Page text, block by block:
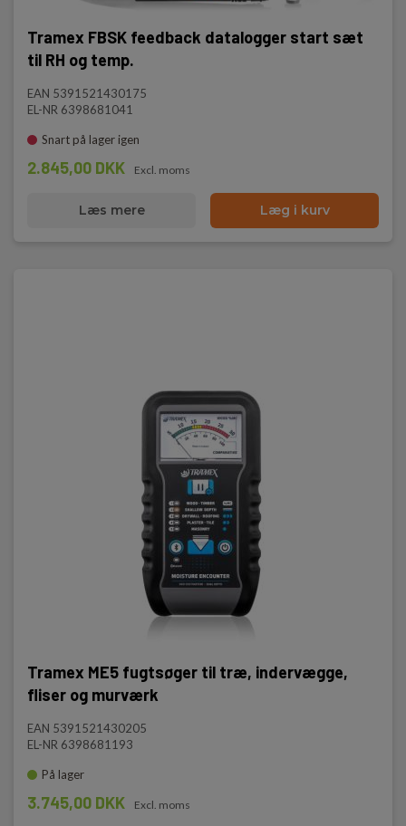
Tramex FBSK feedback datalogger start sæt
til RH og temp.
EAN 5391521430175
EL-NR 6398681041
Snart på lager igen
2.845,00 DKK Excl. moms
Læs mere Læg i kurv
Tramex ME5 fugtsøger til træ, indervægge,
fliser og murværk
EAN 5391521430205
EL-NR 6398681193
På lager
3.745,00 DKK Excl. moms